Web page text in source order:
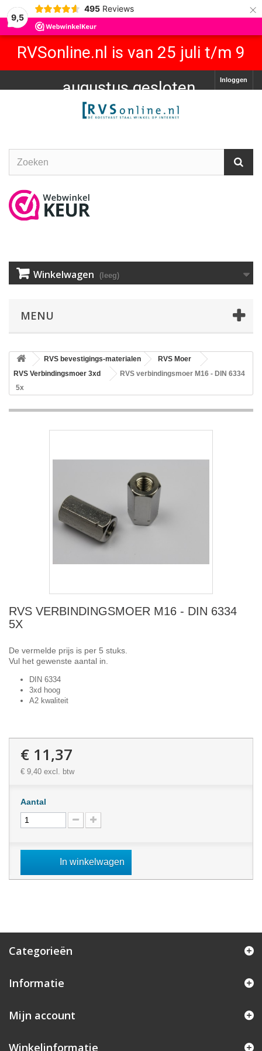
9,5
495 Reviews ×
RVSonline.nl is van 25 juli t/m 9
augustus gesloten.
Inloggen
Winkelwagen (leeg)
MENU
RVS bevestigings-materialen
RVS Moer
RVS Verbindingsmoer 3xd
RVS verbindingsmoer M16 - DIN 6334
5x
RVS VERBINDINGSMOER M16 - DIN 6334
5X
De vermelde prijs is per 5 stuks.
Vul het gewenste aantal in.
DIN 6334
3xd hoog
A2 kwaliteit
€ 11,37
€ 9,40 excl. btw
Aantal
In winkelwagen
Categorieën
Informatie
Mijn account
Winkelinformatie